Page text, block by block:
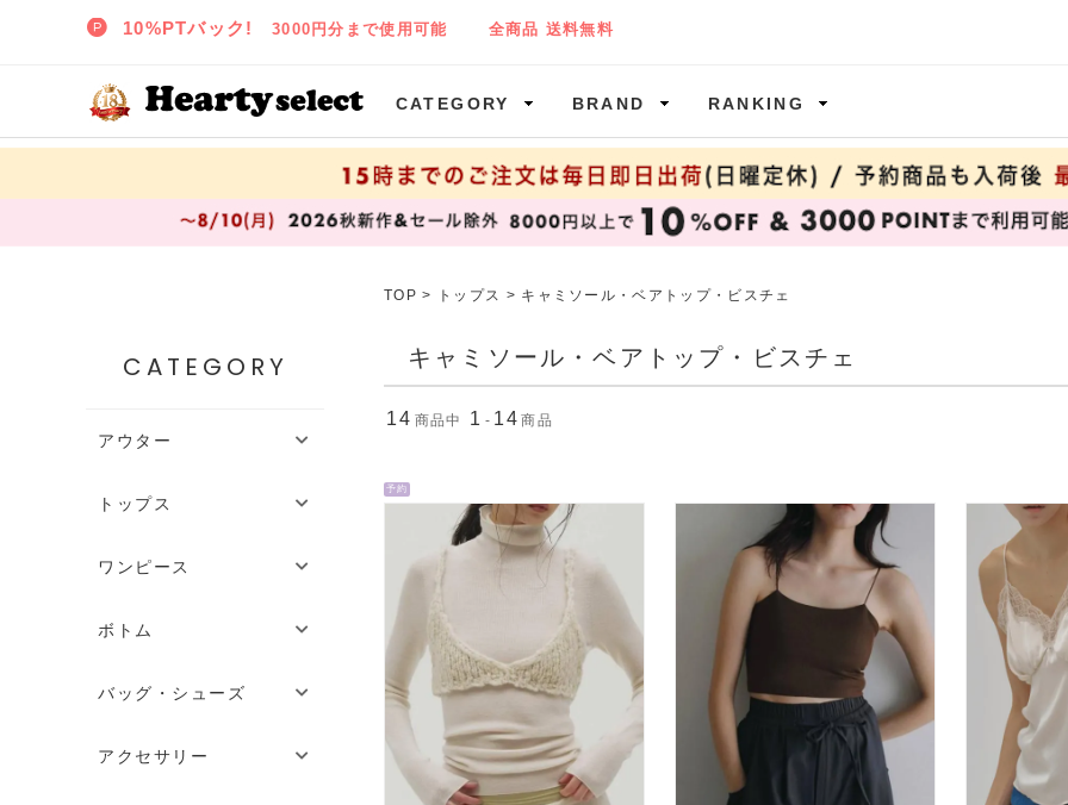
CATEGORY BRAND RANKING
TOP > トップス > キャミソール・ベアトップ・ビスチェ
キャミソール・ベアトップ・ビスチェ
14 商品中 1 - 14 商品
予約
CATEGORY
アウター
トップス
ワンピース
ボトム
バッグ・シューズ
アクセサリー